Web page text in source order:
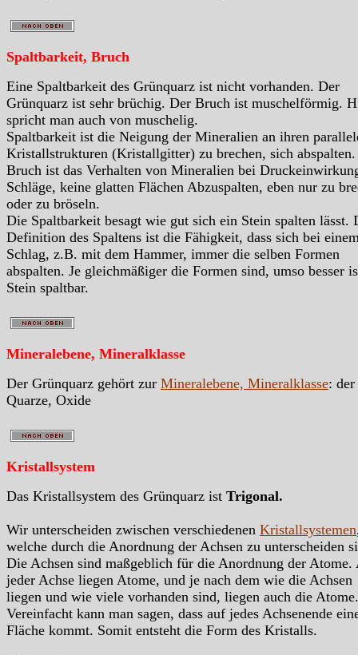
Spaltbarkeit, Bruch
Eine Spaltbarkeit des Grünquarz ist nicht vorhanden. Der
Grünquarz ist sehr brüchig. Der Bruch ist muschelförmig.
spricht man auch von muschelig.
Spaltbarkeit ist die Neigung der Mineralien an ihren
Kristallstrukturen (Kristallgitter) zu brechen, sich abspalten.
Bruch ist das Verhalten von Mineralien bei
Schläge, keine glatten Flächen Abzuspalten, eben nur zu
oder zu bröseln.
Die Spaltbarkeit besagt wie gut sich ein Stein spalten lässt.
Definition des Spaltens ist die Fähigkeit, dass sich bei
Schlag, z.B. mit dem Hammer, immer die selben Formen
abspalten. Je gleichmäßiger die Formen sind, umso besser
Stein spaltbar.
Mineralebene, Mineralklasse
Der Grünquarz gehört zur Mineralebene, Mineralklasse: der
Quarze, Oxide
Kristallsystem
Das Kristallsystem des Grünquarz ist Trigonal.
Wir unterscheiden zwischen verschiedenen Kristallsystemen
welche durch die Anordnung der Achsen zu unterscheiden
Die Achsen sind maßgeblich für die Anordnung der Atome.
jeder Achse liegen Atome, und je nach dem wie die Achsen
liegen und wie viele vorhanden sind, liegen auch die Atome.
Vereinfacht kann man sagen, dass auf jedes Achsenende
Fläche kommt. Somit entsteht die Form des Kristalls.